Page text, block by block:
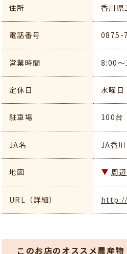
住所 香川
電話番号 0875-
営業時間 8:00
定休日 水曜日
駐車場 100台
JA名 JA香
地図 周
URL（詳細）
このお店のオススメ農産物